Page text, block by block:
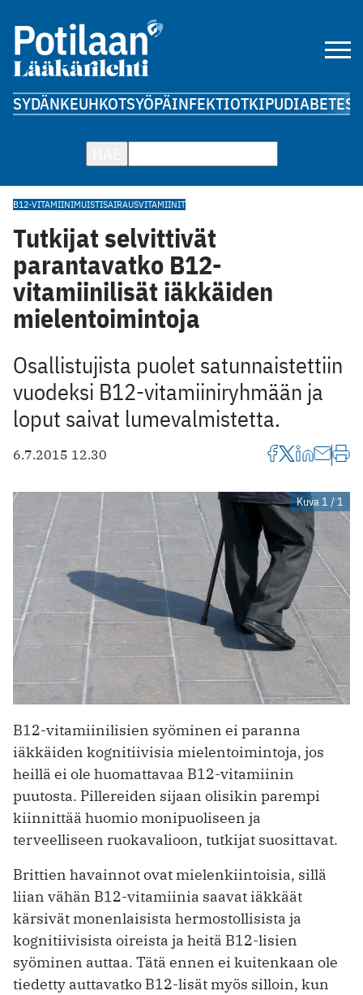
SYDÄNKEUHKOTSYÖPÄINFEKTIOTKIPUDIABETES
B12-VITAMIINIMUISTISAIRAUSVITAMIINIT
Tutkijat selvittivät
parantavatko B12-
vitamiinilisät iäkkäiden
mielentoimintoja
Osallistujista puolet satunnaistettiin
vuodeksi B12-vitamiiniryhmään ja
loput saivat lumevalmistetta.
6.7.2015 12.30
Kuva 1 / 1
B12-vitamiinilisien syöminen ei paranna
iäkkäiden kognitiivisia mielentoimintoja, jos
heillä ei ole huomattavaa B12-vitamiinin
puutosta. Pillereiden sijaan olisikin parempi
kiinnittää huomio monipuoliseen ja
terveelliseen ruokavalioon, tutkijat suosittavat.
Brittien havainnot ovat mielenkiintoisia, sillä
liian vähän B12-vitamiinia saavat iäkkäät
kärsivät monenlaisista hermostollisista ja
kognitiivisista oireista ja heitä B12-lisien
syöminen auttaa. Tätä ennen ei kuitenkaan ole
tiedetty auttavatko B12-lisät myös silloin, kun